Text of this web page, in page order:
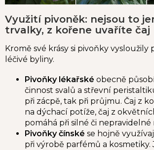
Využití pivoněk: nejsou to
trvalky, z kořene uvaříte čaj
Kromě své krásy si pivoňky vysloužily
léčivé byliny.
Pivoňky lékařské obecně
činnost svalů a střevní
při zácpě, tak při průjmu. Čaj z
na dýchací potíže, čaj z
pomáhá při silné či nepravidelné
Pivoňky čínské se hojně
při výrobě parfémů a kosmetiky.